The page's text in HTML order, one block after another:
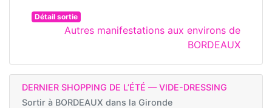
Détail sortie
Autres manifestations aux environs de
BORDEAUX
DERNIER SHOPPING DE L’ÉTÉ — VIDE-DRESSING
Sortir à BORDEAUX dans la Gironde